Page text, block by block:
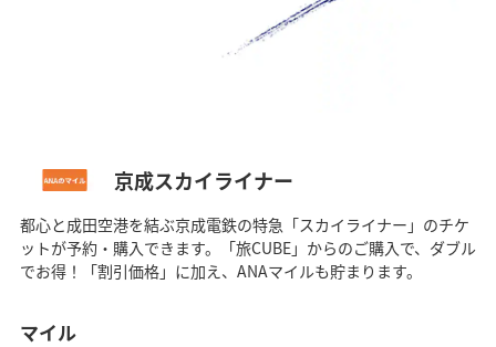
京成スカイライナー
都心と成田空港を結ぶ京成電鉄の特急「スカイライナー」のチケ
ットが予約・購入できます。「旅CUBE」からのご購入で、ダブル
でお得！「割引価格」に加え、ANAマイルも貯まります。
マイル